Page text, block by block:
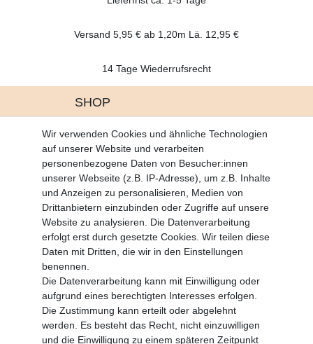
Versand 5,95 € ab 1,20m Lä. 12,95 €
14 Tage Wiederrufsrecht
SHOP
Battrerie Gesetz
Fragen und Antworten
Zahlungsarten
MEIN KONTO
Altgeräte Verordnung
Login
Registrieren
Vertrag widerrufen
SERVICE
Info Material als PDF
Wir verwenden Cookies und ähnliche Technologien
auf unserer Website und verarbeiten
personenbezogene Daten von Besucher:innen
unserer Webseite (z.B. IP-Adresse), um z.B. Inhalte
und Anzeigen zu personalisieren, Medien von
Drittanbietern einzubinden oder Zugriffe auf unsere
Website zu analysieren. Die Datenverarbeitung
erfolgt erst durch gesetzte Cookies. Wir teilen diese
Daten mit Dritten, die wir in den Einstellungen
benennen.
Die Datenverarbeitung kann mit Einwilligung oder
aufgrund eines berechtigten Interesses erfolgen.
Die Zustimmung kann erteilt oder abgelehnt
werden. Es besteht das Recht, nicht einzuwilligen
und die Einwilligung zu einem späteren Zeitpunkt